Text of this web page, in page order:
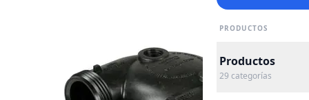
PRODUCTOS
Productos
29 categorías